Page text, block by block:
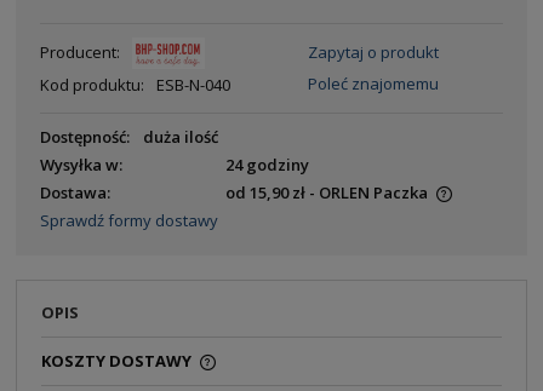
Producent:
Kod produktu:
ESB-N-040
Zapytaj o produkt
Poleć znajomemu
Dostępność:
duża ilość
Wysyłka w:
24 godziny
Dostawa:
od 15,90 zł - ORLEN Paczka
Sprawdź formy dostawy
OPIS
KOSZTY DOSTAWY